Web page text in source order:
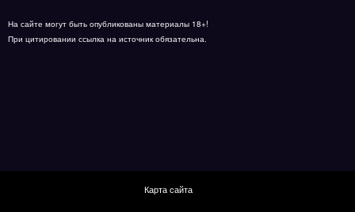
На сайте могут быть опубликованы материалы 18+!
При цитировании ссылка на источник обязательна.
Карта сайта